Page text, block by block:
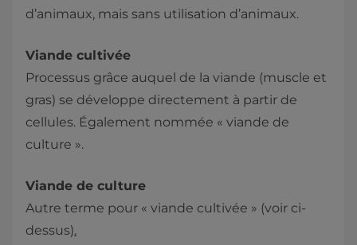
d’animaux, mais sans utilisation d’animaux.
Viande cultivée
Processus grâce auquel de la viande (muscle et
gras) se développe directement à partir de
cellules. Également nommée « viande de
culture ».
Viande de culture
Autre terme pour « viande cultivée » (voir ci-
dessus).